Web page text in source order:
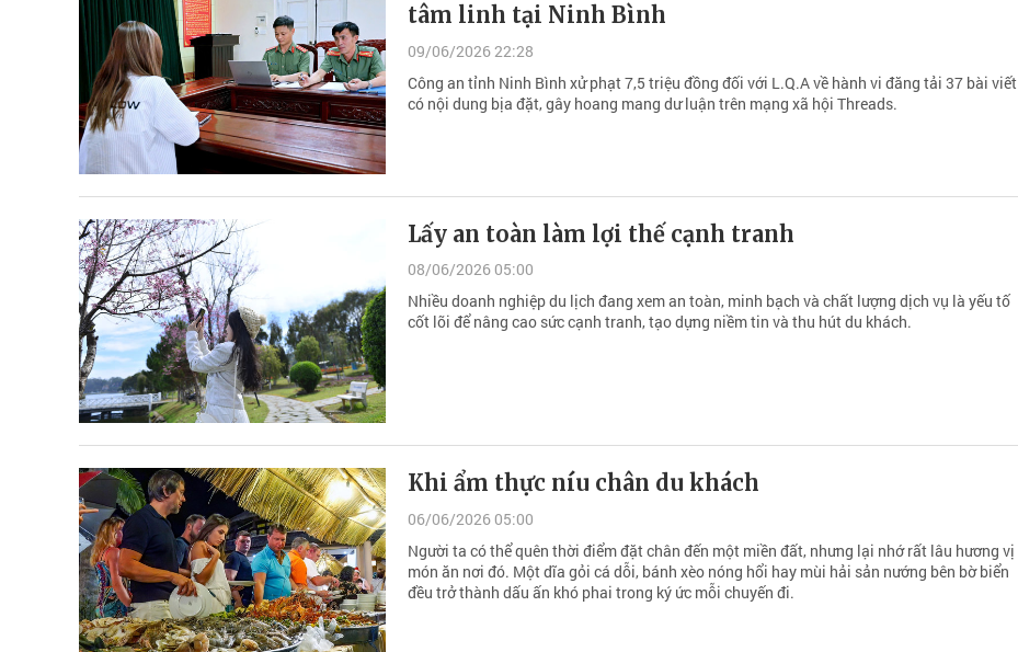
tâm linh tại Ninh Bình
09/06/2026 22:28
Công an tỉnh Ninh Bình xử phạt 7,5 triệu đồng đối với L.Q.A về hành vi đăng tải 37 bài viết
có nội dung bịa đặt, gây hoang mang dư luận trên mạng xã hội Threads.
Lấy an toàn làm lợi thế cạnh tranh
08/06/2026 05:00
Nhiều doanh nghiệp du lịch đang xem an toàn, minh bạch và chất lượng dịch vụ là yếu tố
cốt lõi để nâng cao sức cạnh tranh, tạo dựng niềm tin và thu hút du khách.
Khi ẩm thực níu chân du khách
06/06/2026 05:00
Người ta có thể quên thời điểm đặt chân đến một miền đất, nhưng lại nhớ rất lâu hương vị
món ăn nơi đó. Một dĩa gỏi cá dỗi, bánh xèo nóng hổi hay mùi hải sản nướng bên bờ biển
đều trở thành dấu ấn khó phai trong ký ức mỗi chuyến đi.